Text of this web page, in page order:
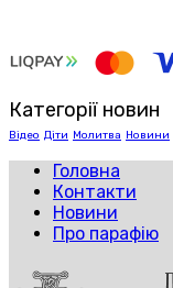
Категорії новин
Відео Діти Молитва Новини
Головна
Контакти
Новини
Про парафію